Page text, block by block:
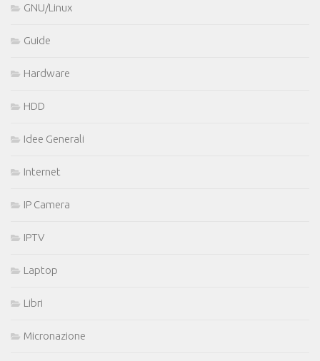
GNU/Linux
Guide
Hardware
HDD
Idee Generali
Internet
IP Camera
IPTV
Laptop
Libri
Micronazione